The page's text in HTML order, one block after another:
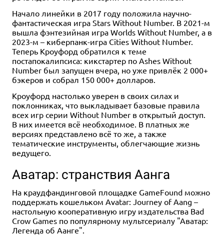
Начало линейки в 2017 году положила научно-
фантастическая игра Stars Without Number. В 2021-м
вышла фэнтезийная игра Worlds Without Number, а в
2023-м – киберпанк-игра Cities Without Number.
Теперь Кроуфорд обратился к теме
постапокалипсиса: кикстартер по Ashes Without
Number был запущен вчера, но уже привлёк 2 000+
бэкеров и собрал 150 000+ долларов.
Кроуфорд настолько уверен в своих силах и
поклонниках, что выкладывает базовые правила
всех игр серии Without Number в открытый доступ.
В них имеется всё необходимое. В платных же
версиях представлено всё то же, а также
тематические инструменты, облегчающие жизнь
ведущего.
Аватар: странствия Аанга
На краудфандинговой площадке GameFound можно
поддержать кошельком Avatar: Journey of Aang –
настольную кооперативную игру издательства Bad
Crow Games по популярному мультсериалу "Аватар:
Легенда об Аанге".